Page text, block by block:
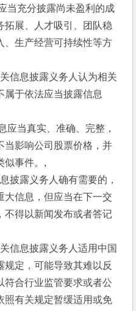
当充分披露尚未盈利的成
拓展、人才吸引、团队稳
、生产经营可持续性等方
信息披露义务人认为相关
属于依法应当披露信息
应当真实、准确、完整，
当影响公司股票价格，并
似事件。,
披露义务人确有需要的，
大信息，但应当在下一交
不得以新闻发布或者答记
信息披露义务人适用中国
定，可能导致其难以反
符合行业监管要求或者公
照有关规定暂缓适用或免